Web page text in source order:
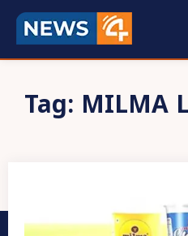
Tag: MILMA